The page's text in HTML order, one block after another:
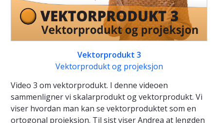
Vektorprodukt 3
Vektorprodukt og projeksjon
Video 3 om vektorprodukt. I denne videoen
sammenligner vi skalarprodukt og vektorprodukt. Vi
viser hvordan man kan se vektorproduktet som en
ortogonal projeksjon. Til sist viser Andrea at lengden